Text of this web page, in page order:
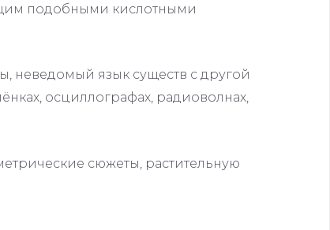
подобными кислотными
неведомый язык существ с другой
осциллографах, радиоволнах,
сюжеты, растительную